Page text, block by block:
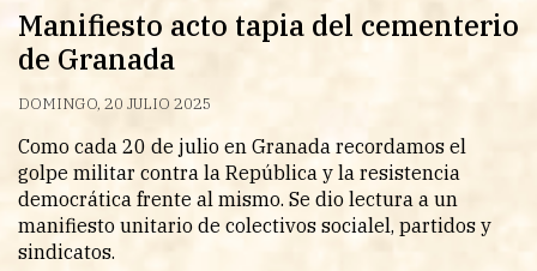
Manifiesto acto tapia del cementerio
de Granada
DOMINGO, 20 JULIO 2025
Como cada 20 de julio en Granada recordamos el
golpe militar contra la República y la resistencia
democrática frente al mismo. Se dio lectura a un
manifiesto unitario de colectivos socialel, partidos y
sindicatos.